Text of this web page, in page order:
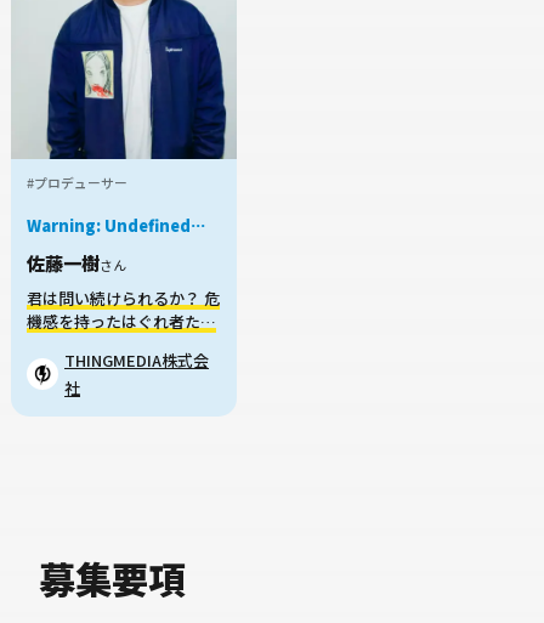
#プロデューサー
Warning: Undefined
/home/xs959124/mei-
content/themes/sakusaku-
job/parts/story-
佐藤一樹さん
君は問い続けられるか？ 危
機感を持ったはぐれ者たち
THINGMEDIA株式会
社
募集要項